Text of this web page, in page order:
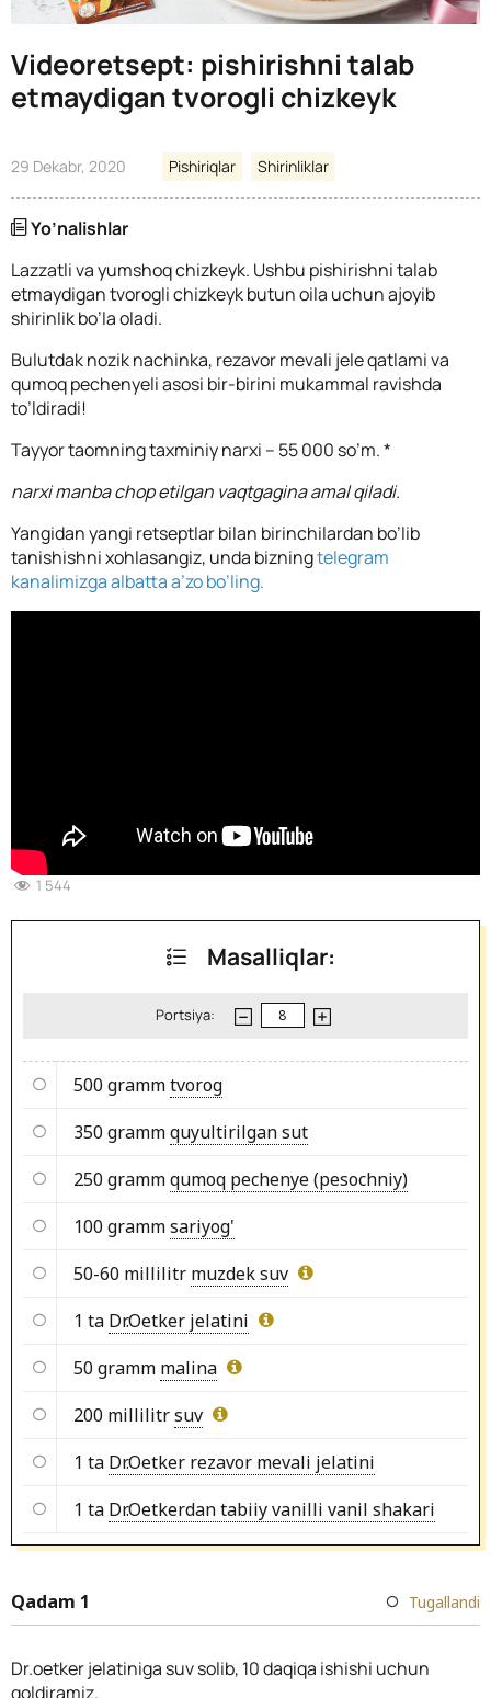
Videoretsept: pishirishni talab
etmaydigan tvorogli chizkeyk
29 Dekabr, 2020 Pishiriqlar Shirinliklar
Yo’nalishlar
Lazzatli va yumshoq chizkeyk. Ushbu pishirishni talab
etmaydigan tvorogli chizkeyk butun oila uchun ajoyib
shirinlik bo’la oladi.
Bulutdak nozik nachinka, rezavor mevali jele qatlami va
qumoq pechenyeli asosi bir-birini mukammal ravishda
to’ldiradi!
Tayyor taomning taxminiy narxi – 55 000 so’m. *
narxi manba chop etilgan vaqtgagina amal qiladi.
Yangidan yangi retseptlar bilan birinchilardan bo’lib
tanishishni xohlasangiz, unda bizningtelegram
kanalimizga albatta a’zo bo’ling.
1 544
Masalliqlar:
Portsiya:
500 grammtvorog
350 grammquyultirilgan sut
250 grammqumoq pechenye (pesochniy)
100 grammsariyog'
50-60 millilitr muzdek suv
1 ta Dr.Oetker jelatini
50 gramm malina
200 millilitrsuv
1 ta Dr.Oetker rezavor mevali jelatini
1 ta Dr.Oetkerdan tabiiy vanilli vanil shakari
Qadam 1 Tugallandi
Dr.oetker jelatiniga suv solib, 10 daqiqa ishishi uchun
qoldiramiz.